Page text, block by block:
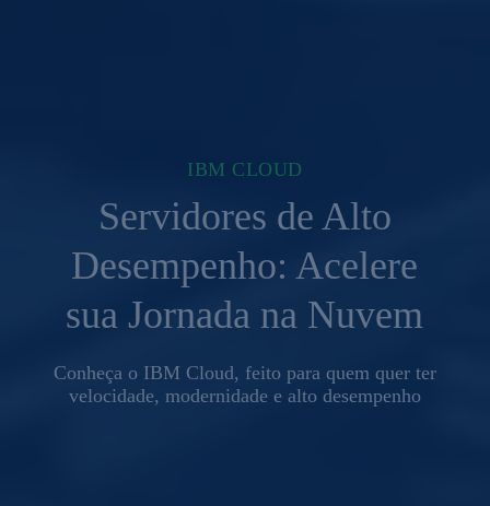
IBM CLOUD
Servidores de Alto
Desempenho: Acelere
sua Jornada na Nuvem
Conheça o IBM Cloud, feito para quem quer ter
velocidade, modernidade e alto desempenho